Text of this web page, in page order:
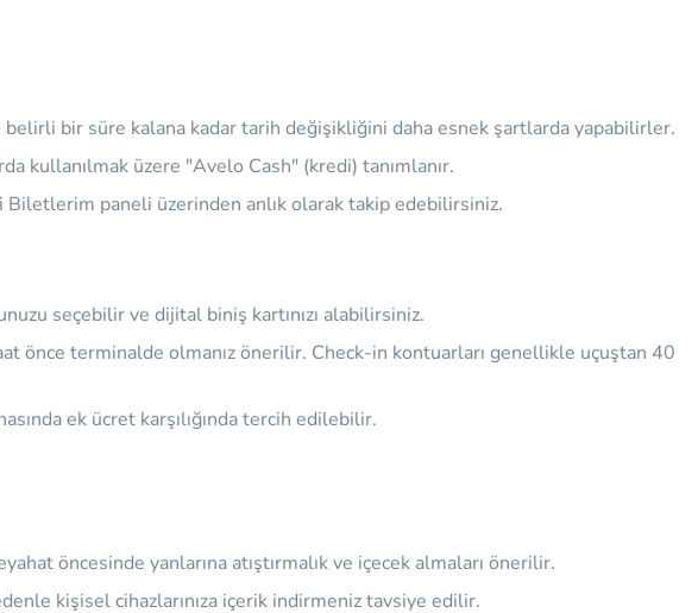
bir süre kalana kadar tarih değişikliğini daha esnek şartlarda yapabilirler.
kullanılmak üzere "Avelo Cash" (kredi) tanımlanır.
Biletlerim paneli üzerinden anlık olarak takip edebilirsiniz.
seçebilir ve dijital biniş kartınızı alabilirsiniz.
önce terminalde olmanız önerilir. Check-in kontuarları genellikle uçuştan 40
ek ücret karşılığında tercih edilebilir.
öncesinde yanlarına atıştırmalık ve içecek almaları önerilir.
kişisel cihazlarınıza içerik indirmeniz tavsiye edilir.